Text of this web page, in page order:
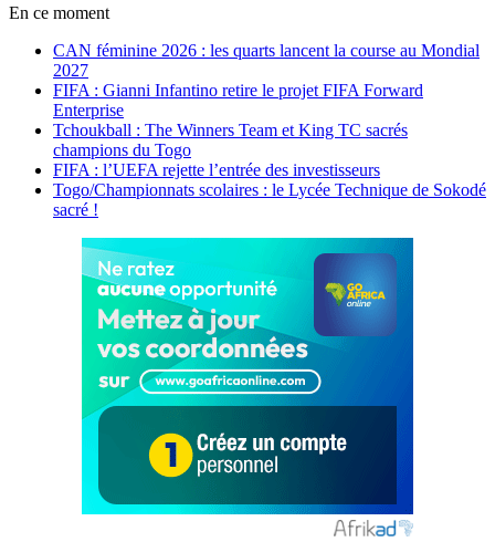
En ce moment
CAN féminine 2026 : les quarts lancent la course au Mondial
2027
FIFA : Gianni Infantino retire le projet FIFA Forward
Enterprise
Tchoukball : The Winners Team et King TC sacrés
champions du Togo
FIFA : l’UEFA rejette l’entrée des investisseurs
Togo/Championnats scolaires : le Lycée Technique de Sokodé
sacré !